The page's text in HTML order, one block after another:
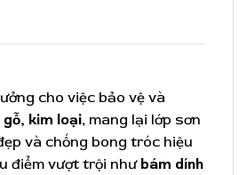
cho việc bảo vệ và
gỗ, kim loại, mang lại lớp sơn
và chống bong tróc hiệu
điểm vượt trội như bám dính